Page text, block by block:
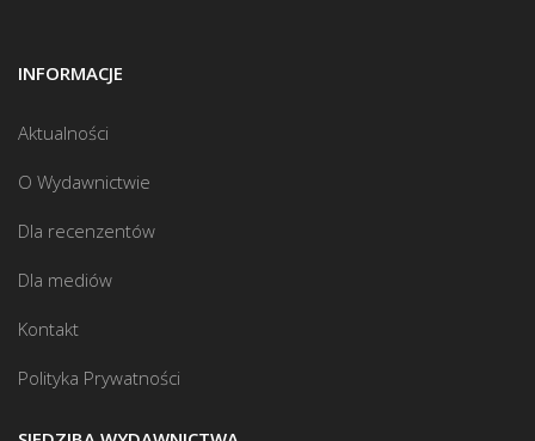
INFORMACJE
Aktualności
O Wydawnictwie
Dla recenzentów
Dla mediów
Kontakt
Polityka Prywatności